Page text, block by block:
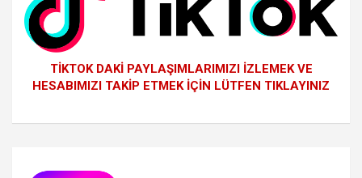
TİKTOK DAKİ PAYLAŞIMLARIMIZI İZLEMEK VE
HESABIMIZI TAKİP ETMEK İÇİN LÜTFEN TIKLAYINIZ